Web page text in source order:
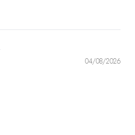
04/08/2026